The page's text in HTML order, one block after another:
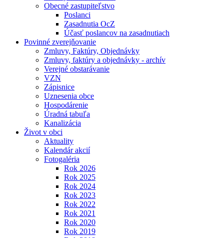
Obecné zastupiteľstvo
Poslanci
Zasadnutia OcZ
Účasť poslancov na zasadnutiach
Povinné zverejňovanie
Zmluvy, Faktúry, Objednávky
Zmluvy, faktúry a objednávky - archív
Verejné obstarávanie
VZN
Zápisnice
Uznesenia obce
Hospodárenie
Úradná tabuľa
Kanalizácia
Život v obci
Aktuality
Kalendár akcií
Fotogaléria
Rok 2026
Rok 2025
Rok 2024
Rok 2023
Rok 2022
Rok 2021
Rok 2020
Rok 2019